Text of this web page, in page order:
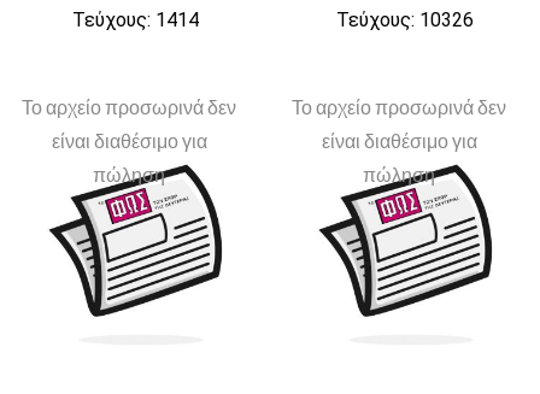
Τεύχους: 1414
Τεύχους: 10326
Το αρχείο προσωρινά δεν
είναι διαθέσιμο για
πώληση
Το αρχείο προσωρινά δεν
είναι διαθέσιμο για
πώληση